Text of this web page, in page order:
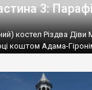
3:
костел Різдва Діви
коштом Адама-